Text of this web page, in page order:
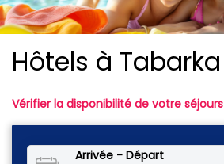
Hôtels à Tabarka
Vérifier la disponibilité de votre séjours
Arrivée - Départ